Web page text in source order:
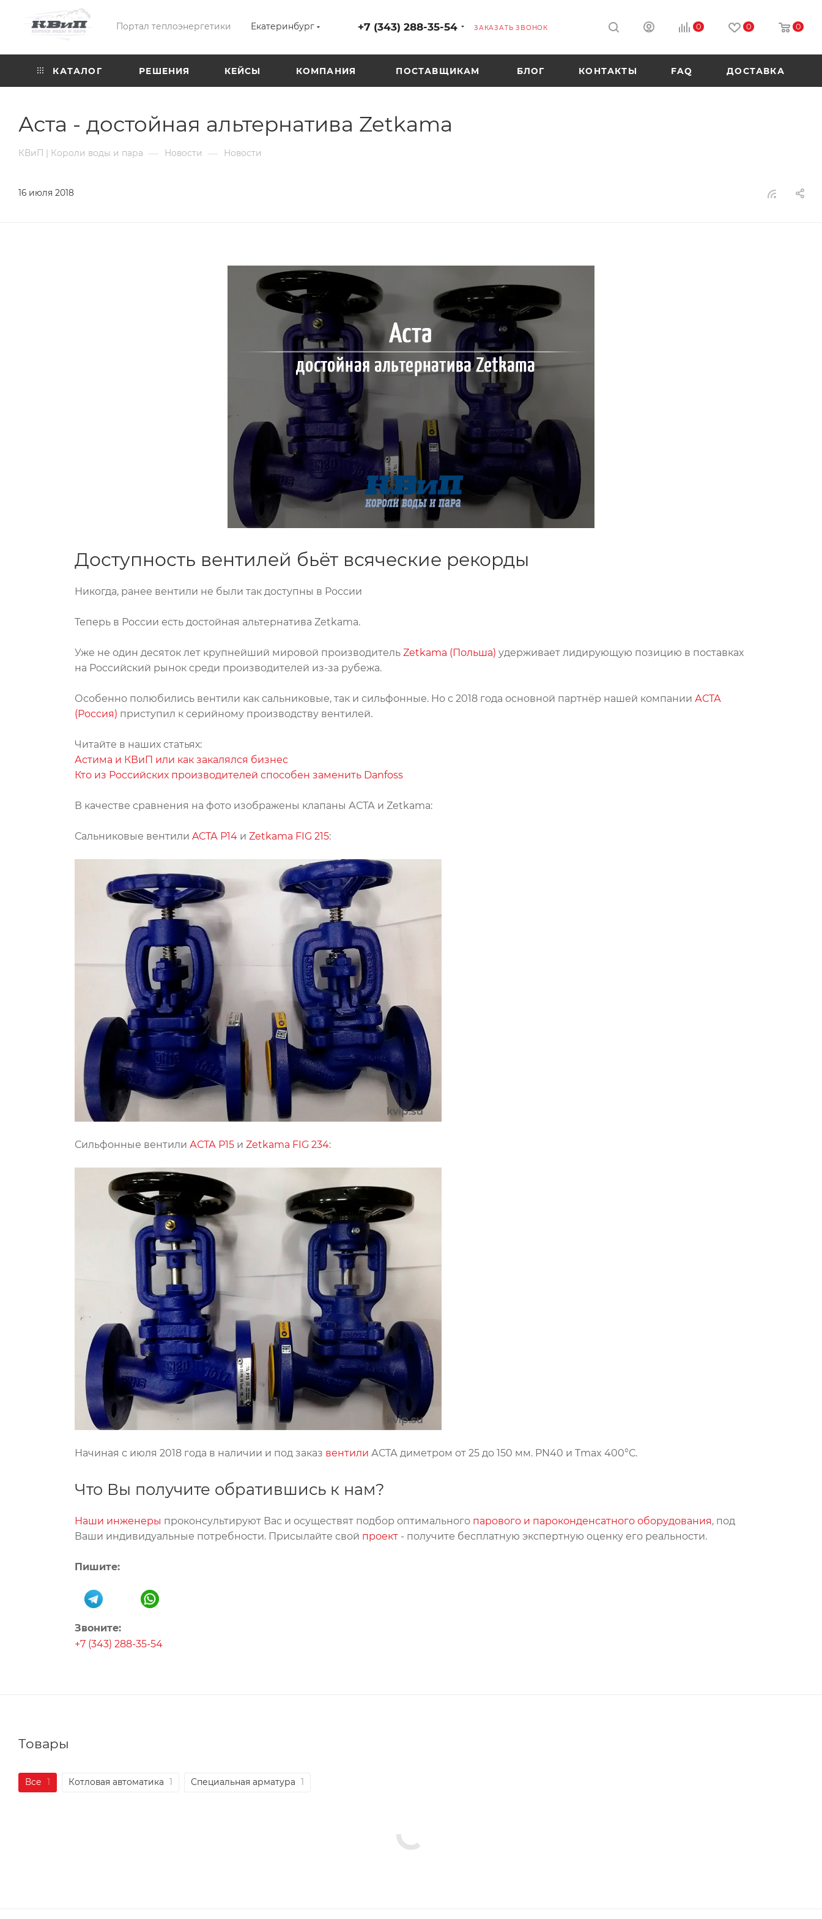
Портал теплоэнергетики Екатеринбург +7 (343) 288-35-54 ЗАКАЗАТЬ ЗВОНОК 0 0 0
КАТАЛОГ РЕШЕНИЯ КЕЙСЫ КОМПАНИЯ ПОСТАВЩИКАМ БЛОГ КОНТАКТЫ FAQ ДОСТАВКА
Аста - достойная альтернатива Zetkama
КВиП | Короли воды и пара — Новости — Новости
16 июля 2018
Доступность вентилей бьёт всяческие рекорды
Никогда, ранее вентили не были так доступны в России
Теперь в России есть достойная альтернатива Zetkama.
Уже не один десяток лет крупнейший мировой производитель Zetkama (Польша) удерживает лидирующую позицию в поставках
на Российский рынок среди производителей из-за рубежа.
Особенно полюбились вентили как сальниковые, так и сильфонные. Но с 2018 года основной партнёр нашей компании АСТА
(Россия) приступил к серийному производству вентилей.
Читайте в наших статьях:
Астима и КВиП или как закалялся бизнес
Кто из Российских производителей способен заменить Danfoss
В качестве сравнения на фото изображены клапаны АСТА и Zetkama:
Сальниковые вентили AСТА Р14 и Zetkama FIG 215:
Сильфонные вентили АСТА Р15 и Zetkama FIG 234:
Начиная с июля 2018 года в наличии и под заказ вентили АСТА диметром от 25 до 150 мм. PN40 и Tmax 400°С.
Что Вы получите обратившись к нам?
Наши инженеры проконсультируют Вас и осуществят подбор оптимального парового и пароконденсатного оборудования, под
Ваши индивидуальные потребности. Присылайте свой проект - получите бесплатную экспертную оценку его реальности.
Пишите:
Звоните:
+7 (343) 288-35-54
Товары
Все 1 Котловая автоматика 1 Специальная арматура 1